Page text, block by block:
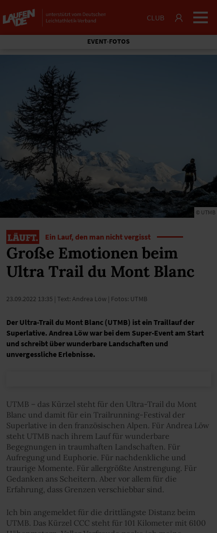
CLUB
EVENT-FOTOS
© UTMB
Ein Lauf, den man nicht vergisst
Große Emotionen beim
Ultra Trail du Mont Blanc
23.09.2022 13:35 | Text: Andrea Löw | Fotos: UTMB
Der Ultra-Trail du Mont Blanc (UTMB) ist ein Traillauf der
Superlative. Andrea Löw war bei dem Super-Event am Start
und schreibt über wunderbare Landschaften und
unvergessliche Erlebnisse.
UTMB – das Kürzel steht für den Ultra-Trail du Mont
Blanc und damit für ein Trailrunning-Festival der
Superlative in den französischen Alpen. Für Andrea Löw
steht UTMB nach ihrem Lauf für wunderbare
Begegnungen in traumhaften Landschaften. Für
Aufregung und Euphorie. Für nachdenkliche und
traurige Momente. Für allergrößte Anstrengung. Für
Gedanken ans Scheitern. Aber vor allem für die
Erfahrung, dass Grenzen verschiebbar sind.
Ich bin angemeldet für die drittlängste Distanz beim
UTMB. Das Kürzel CCC steht für 101 Kilometer mit 6100